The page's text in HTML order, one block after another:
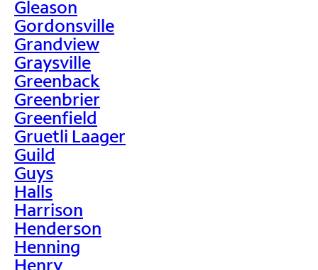
Gleason
Gordonsville
Grandview
Graysville
Greenback
Greenbrier
Greenfield
Gruetli Laager
Guild
Guys
Halls
Harrison
Henderson
Henning
Henry